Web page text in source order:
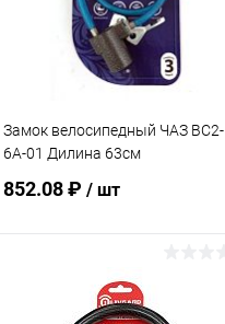
Замок велосипедный ЧАЗ ВС2-
6А-01 Дилина 63см
852.08 ₽ / шт
В корзину